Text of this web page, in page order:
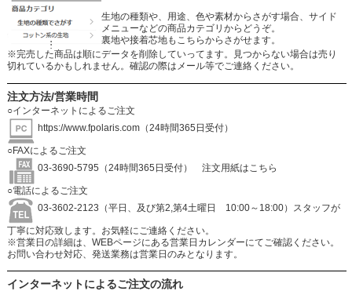
生地の種類や、用途、色や素材からさがす場合、サイド
メニューなどの商品カテゴリからどうぞ。
裏地や接着芯地もこちらからさがせます。
※完売した商品は順にデータを削除していってます。見つからない場合は売り
切れているかもしれません。確認の際はメール等でご連絡ください。
注文方法/営業時間
○インターネットによるご注文
https://www.fpolaris.com（24時間365日受付）
○FAXによるご注文
03-3690-5795（24時間365日受付）
注文用紙はこちら
○電話によるご注文
03-3602-2123（平日、及び第2,第4土曜日 10:00～18:00）スタッフが
丁寧に対応致します。お気軽にご連絡ください。
※営業日の詳細は、WEBページにある営業日カレンダーにてご確認ください。
お問い合わせ対応、発送業務は営業日のみとなります。
インターネットによるご注文の流れ